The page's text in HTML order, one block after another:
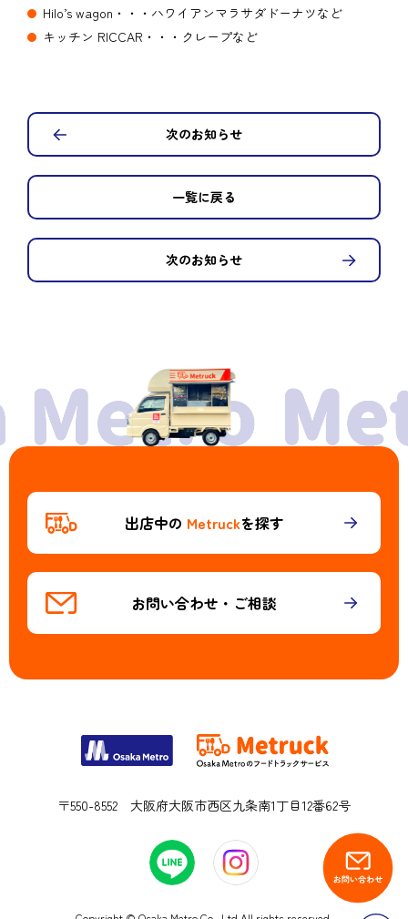
Hilo’s wagon・・・ハワイアンマラサダドーナツなど
キッチン RICCAR・・・クレープなど
次のお知らせ
一覧に戻る
次のお知らせ
出店中の Metruckを探す
お問い合わせ・ご相談
〒550-8552 大阪府大阪市西区九条南1丁目12番62号